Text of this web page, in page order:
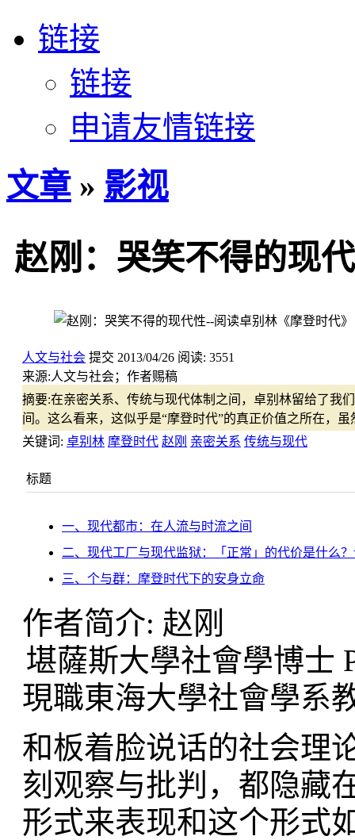
链接
链接
申请友情链接
文章 » 影视
赵刚：哭笑不得的现
人文与社会 提交 2013/04/26 阅读: 3551
来源:人文与社会；作者赐稿
摘要:在亲密关系、传统与现代体制之间，卓别林留给了我
间。这么看来，这似乎是“摩登时代”的真正价值之所在，
关键词: 卓别林 摩登时代 赵刚 亲密关系 传统与现代
标题
一、现代都市：在人流与时流之间
二、现代工厂与现代监狱：「正常」的代价是什么
三、个与群：摩登时代下的安身立命
作者简介: 赵刚
堪薩斯大學社會學博士
現職東海大學社會學系
和板着脸说话的社会理
刻观察与批判，都隐藏
形式来表现和这个形式